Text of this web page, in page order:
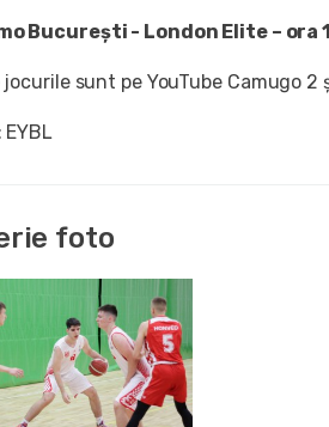
București - London Elite – ora
jocurile sunt pe YouTube Camugo 2
foto